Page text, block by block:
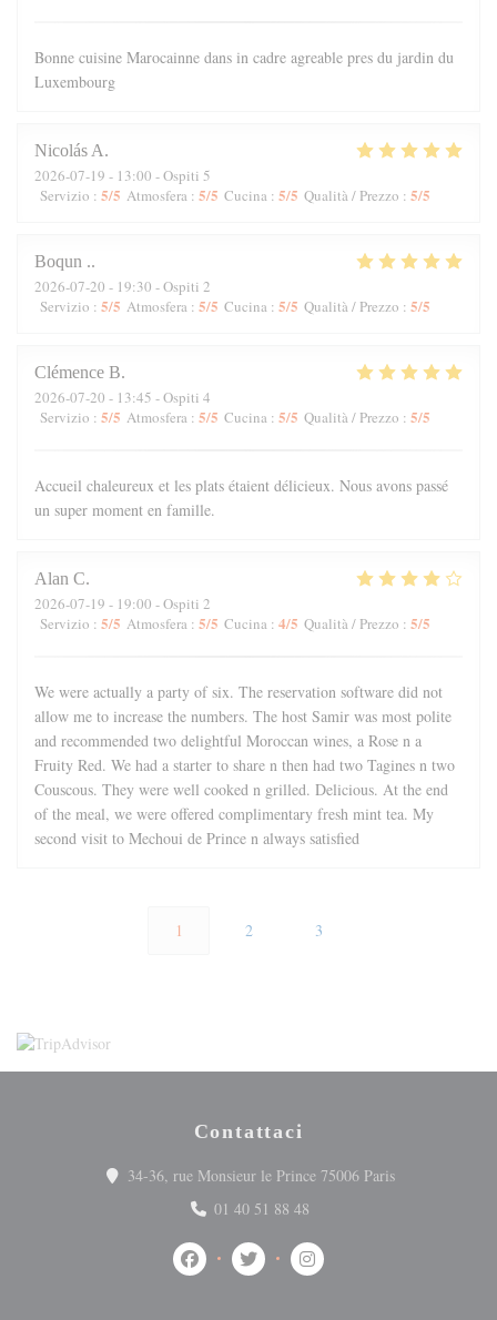
Bonne cuisine Marocainne dans in cadre agreable pres du jardin du
Luxembourg
Nicolás A
2026-07-19 - 13:00 - Ospiti 5
Servizio : 5/5 Atmosfera : 5/5 Cucina : 5/5 Qualità / Prezzo : 5/5
Boqun .
2026-07-20 - 19:30 - Ospiti 2
Servizio : 5/5 Atmosfera : 5/5 Cucina : 5/5 Qualità / Prezzo : 5/5
Clémence B
2026-07-20 - 13:45 - Ospiti 4
Servizio : 5/5 Atmosfera : 5/5 Cucina : 5/5 Qualità / Prezzo : 5/5
Accueil chaleureux et les plats étaient délicieux. Nous avons passé
un super moment en famille.
Alan C
2026-07-19 - 19:00 - Ospiti 2
Servizio : 5/5 Atmosfera : 5/5 Cucina : 4/5 Qualità / Prezzo : 5/5
We were actually a party of six. The reservation software did not
allow me to increase the numbers. The host Samir was most polite
and recommended two delightful Moroccan wines, a Rose n a
Fruity Red. We had a starter to share n then had two Tagines n two
Couscous. They were well cooked n grilled. Delicious. At the end
of the meal, we were offered complimentary fresh mint tea. My
second visit to Mechoui de Prince n always satisfied
1 2 3
Contattaci
34-36, rue Monsieur le Prince 75006 Paris((apre una
01 40 51 88 48
Facebook ((apre una nuova finestra))
Twitter ((apre una nuova finestra))
Instagram ((apre una